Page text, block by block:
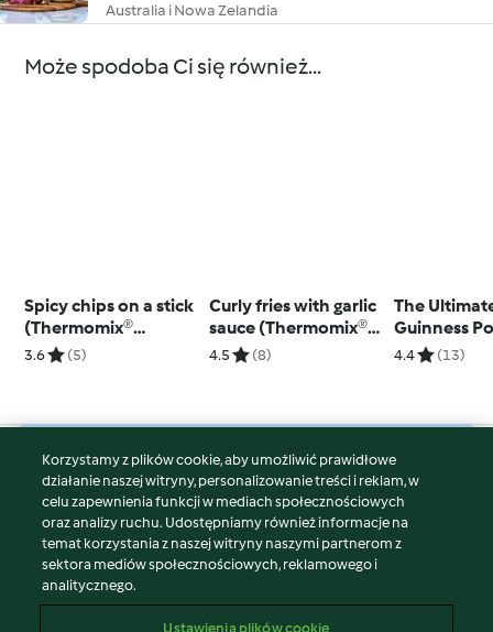
Australia i Nowa Zelandia
Może spodoba Ci się również...
Spicy chips on a stick
(Thermomix®
Spiralizer)
3.6 (5)
Curly fries with garlic
sauce (Thermomix®
Spiralizer)
4.5 (8)
The
Guinness
4.4 (13)
© Copyright 2026
Warunki korzystania
Polityka prywatności
Disclaimer
Znak wydawcy
Korzystamy z plików cookie, aby umożliwić prawidłowe
działanie naszej witryny, personalizowanie treści i reklam, w
celu zapewnienia funkcji w mediach społecznościowych
oraz analizy ruchu. Udostępniamy również informacje na
temat korzystania z naszej witryny naszymi partnerom z
sektora mediów społecznościowych, reklamowego i
analitycznego.
Ustawienia plików cookie